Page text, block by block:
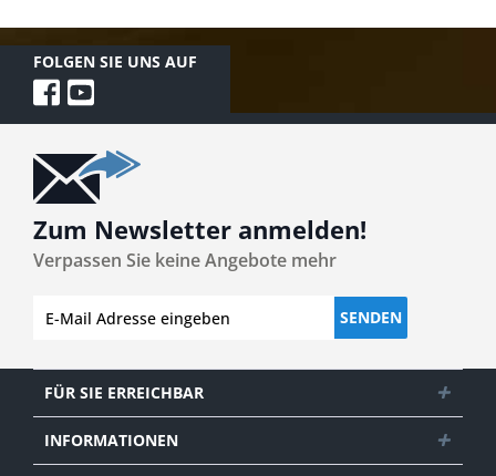
FOLGEN SIE UNS AUF
Zum Newsletter anmelden!
Verpassen Sie keine Angebote mehr
SENDEN
FÜR SIE ERREICHBAR
INFORMATIONEN